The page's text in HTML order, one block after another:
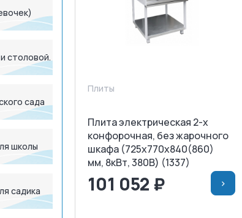
столовой.
сада
школы
садика
Плиты
Плита электрическая 2-х
конфорочная, без жарочного
шкафа (725х770х840(860)
мм, 8кВт, 380В) (1337)
101 052 ₽ >